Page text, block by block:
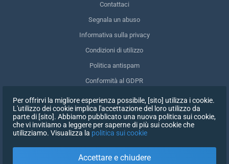
Contattaci
Segnala un abuso
Informativa sulla privacy
Condizioni di utilizzo
Politica antispam
Conformità al GDPR
Cancellare i miei dati
Ritirare il consenso
Per offrirvi la migliore esperienza possibile, [sito] utilizza i cookie.
L'utilizzo dei cookie implica l'accettazione del loro utilizzo da
parte di [sito]. Abbiamo pubblicato una nuova politica sui cookie,
che vi invitiamo a leggere per saperne di più sui cookie che
utilizziamo. Visualizza la politica sui cookie
Accettare e chiudere